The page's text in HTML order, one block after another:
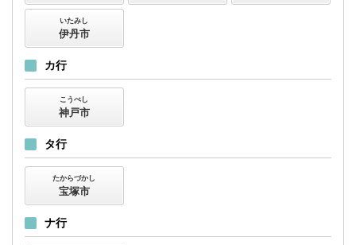
いたみし
伊丹市
カ行
こうべし
神戸市
タ行
たからづかし
宝塚市
ナ行